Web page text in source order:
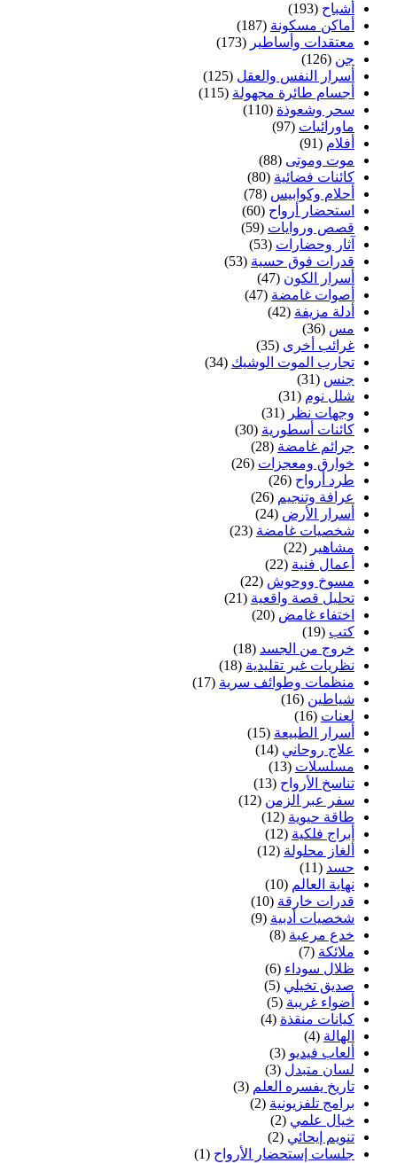
أشباح (193)
أماكن مسكونة (187)
معتقدات وأساطير (173)
جن (126)
أسرار النفس والعقل (125)
أجسام طائرة مجهولة (115)
سحر وشعوذة (110)
ماورائيات (97)
أفلام (91)
موت وموتى (88)
كائنات فضائية (80)
أحلام وكوابيس (78)
استحضار أرواح (60)
قصص وروايات (59)
آثار وحضارات (53)
قدرات فوق حسية (53)
أسرار الكون (47)
أصوات غامضة (47)
أدلة مزيفة (42)
مس (36)
غرائب أخرى (35)
تجارب الموت الوشيك (34)
جنس (31)
شلل نوم (31)
وجهات نظر (31)
كائنات أسطورية (30)
جرائم غامضة (28)
خوارق ومعجزات (26)
طرد أرواح (26)
عرافة وتنجيم (26)
أسرار الأرض (24)
شخصيات غامضة (23)
مشاهير (22)
أعمال فنية (22)
مسوخ ووحوش (22)
تحليل قصة واقعية (21)
اختفاء غامض (20)
كتب (19)
خروج من الجسد (18)
نظريات غير تقليدية (18)
منظمات وطوائف سرية (17)
شياطين (16)
لعنات (16)
أسرار الطبيعة (15)
علاج روحاني (14)
مسلسلات (13)
تناسخ الأرواح (13)
سفر عبر الزمن (12)
طاقة حيوية (12)
أبراج فلكية (12)
ألغاز محلولة (12)
حسد (11)
نهاية العالم (10)
قدرات خارقة (10)
شخصيات أدبية (9)
خدع مرعبة (8)
ملائكة (7)
ظلال سوداء (6)
صديق تخيلي (5)
أضواء غريبة (5)
كيانات منقذة (4)
الهالة (4)
ألعاب فيديو (3)
لسان متبدل (3)
تاريخ يفسره العلم (3)
برامج تلفزيونية (2)
خيال علمي (2)
تنويم إيحائي (2)
جلسات إستحضار الأرواح (1)